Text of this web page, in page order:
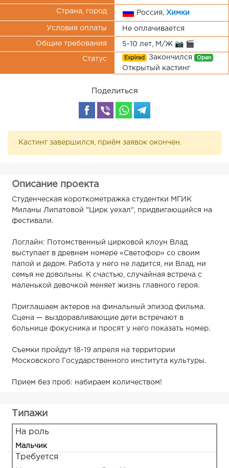
Страна, город Россия, Химки
Условия оплаты Не оплачивается
Общие требования 5-10 лет, М/Ж 📷 🎬
Статус Expired Закончился Open
Открытый кастинг
Поделиться
Кастинг завершился, приём заявок окончен.
Описание проекта
Студенческая короткометражка студентки МГИК
Миланы Липатовой "Цирк уехал", придвигающийся на
фестивали.
Логлайн: Потомственный цирковой клоун Влад
выступает в древнем номере «Светофор» со своим
папой и дедом. Работа у него не ладится, ни Влад, ни
семья не довольны. К счастью, случайная встреча с
маленькой девочкой меняет жизнь главного героя.
Приглашаем актеров на финальный эпизод фильма.
Сцена — выздоравливающие дети встречают в
больнице фокусника и просят у него показать номер.
Съемки пройдут 18-19 апреля на территории
Московского Государственного института культуры.
Прием без проб: набираем количеством!
Типажи
На роль
Мальчик
Требуется